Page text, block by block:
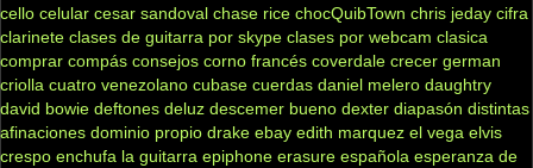
cello celular cesar sandoval chase rice chocQuibTown chris jeday cifra
clarinete clases de guitarra por skype clases por webcam clasica
comprar compás consejos corno francés coverdale crecer german
criolla cuatro venezolano cubase cuerdas daniel melero daughtry
david bowie deftones deluz descemer bueno dexter diapasón distintas
afinaciones dominio propio drake ebay edith marquez el vega elvis
crespo enchufa la guitarra epiphone erasure española esperanza de